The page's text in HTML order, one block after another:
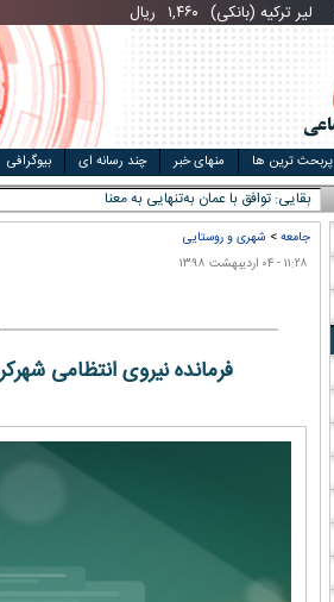
قیمت سکه قیمت خودرو
یوان چین (بانکی) ۵,۸۶۹ ریال
پربحث ترین ها منهای خبر چند رسانه ای بیوگرافی
بقایی: توافق با عمان به‌تنهایی به معنای امن شدن تن
۱۱:۲۸ - ۰۴ اردیبهشت ۱۳۹۸
جامعه> شهری و روستایی
فرمانده نیروی انتظامی